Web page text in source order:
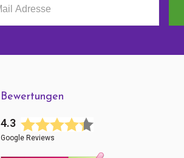
Bewertungen
4.3
Google Reviews